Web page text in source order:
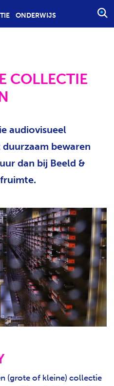
ONDERWIJS
S
T
A
C
H
T
COLLECTIE
audiovisueel
bewaren
dan bij Beeld &
(grote of kleine) collectie